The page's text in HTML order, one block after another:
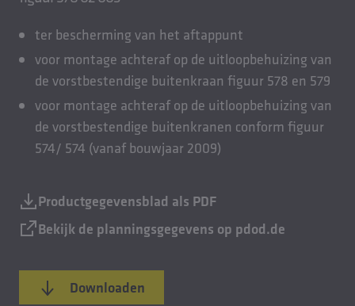
ter bescherming van het aftappunt
voor montage achteraf op de uitloopbehuizing van
de vorstbestendige buitenkraan figuur 578 en 579
voor montage achteraf op de uitloopbehuizing van
de vorstbestendige buitenkranen conform figuur
574/ 574 (vanaf bouwjaar 2009)
Productgegevensblad als PDF
Bekijk de planningsgegevens op pdod.de
Downloaden